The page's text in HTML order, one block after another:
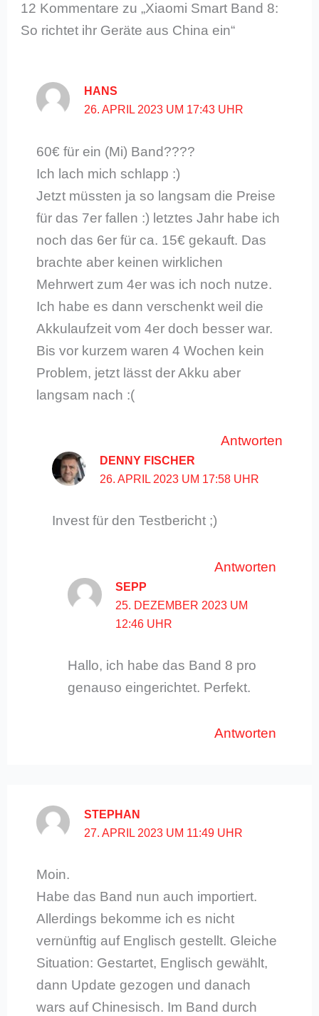
12 Kommentare zu „Xiaomi Smart Band 8:
So richtet ihr Geräte aus China ein“
HANS
26. APRIL 2023 UM 17:43 UHR
60€ für ein (Mi) Band????
Ich lach mich schlapp :)
Jetzt müssten ja so langsam die Preise
für das 7er fallen :) letztes Jahr habe ich
noch das 6er für ca. 15€ gekauft. Das
brachte aber keinen wirklichen
Mehrwert zum 4er was ich noch nutze.
Ich habe es dann verschenkt weil die
Akkulaufzeit vom 4er doch besser war.
Bis vor kurzem waren 4 Wochen kein
Problem, jetzt lässt der Akku aber
langsam nach :(
Antworten
DENNY FISCHER
26. APRIL 2023 UM 17:58 UHR
Invest für den Testbericht ;)
Antworten
SEPP
25. DEZEMBER 2023 UM
12:46 UHR
Hallo, ich habe das Band 8 pro
genauso eingerichtet. Perfekt.
Antworten
STEPHAN
27. APRIL 2023 UM 11:49 UHR
Moin.
Habe das Band nun auch importiert.
Allerdings bekomme ich es nicht
vernünftig auf Englisch gestellt. Gleiche
Situation: Gestartet, Englisch gewählt,
dann Update gezogen und danach
wars auf Chinesisch. Im Band durch